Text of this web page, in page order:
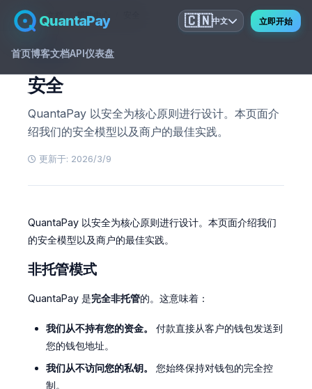
QuantaPay
首页博客文档API仪表盘
🇨🇳中文 立即开始
首页 文档 帮助中心
GUIDE
安全
QuantaPay 以安全为核心原则进行设计。本页面介
绍我们的安全模型以及商户的最佳实践。
更新于: 2026/3/9
QuantaPay 以安全为核心原则进行设计。本页面介绍我们
的安全模型以及商户的最佳实践。
非托管模式
QuantaPay 是完全非托管的。这意味着：
我们从不持有您的资金。
付款直接从客户的钱包发送到
您的钱包地址。
我们从不访问您的私钥。
您始终保持对钱包的完全控
制。